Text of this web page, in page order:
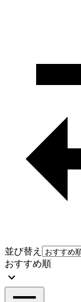
並び替え
おすすめ順